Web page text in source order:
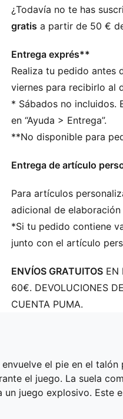
Suela de 11 tacos que
TPU
Tecnología ArmoYarns
mejor y más duradero
Logotipo PUMA Cat en
¿Todavía no te has
gratis a partir de 50 €
Entrega exprés**
Realiza tu pedido antes
viernes para recibirlo al
* Sábados no incluidos.
en “Ayuda > Entrega”.
**No disponible para
Entrega de artículo
Para artículos
adicional de
*Si tu pedido contiene
junto con el artículo
ENVÍOS GRATUITOS EN
60€. DEVOLUCIONES
CUENTA PUMA.
el pie en el talón
el juego. La suela
juego explosivo. Este